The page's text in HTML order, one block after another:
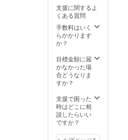
＝＝＝
＝＝＝
＝＝＝
＝＝＝
裏ブ
ルー ブ
ラック×
裏ピン
ク ブ
裏イエ
ロー ブ
ルーブ
ラック×
ド ブ
ルーブ
ラック×
裏ピン
ルーブ
支援に関するよ
くある質問
手数料はいく
らかかります
か？
目標金額に届
かなかった場
合どうなりま
すか？
支援で困った
時はどこに相
談したらいい
ですか？